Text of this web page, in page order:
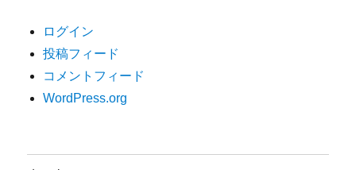
ログイン
投稿フィード
コメントフィード
WordPress.org